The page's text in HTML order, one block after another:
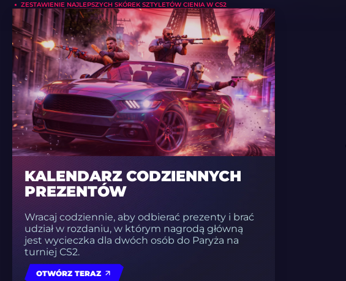
ZESTAWIENIE NAJLEPSZYCH SKÓREK SZTYLETÓW CIENIA W CS2
KALENDARZ CODZIENNYCH
PREZENTÓW
Wracaj codziennie, aby odbierać prezenty i brać
udział w rozdaniu, w którym nagrodą główną
jest wycieczka dla dwóch osób do Paryża na
turniej CS2.
OTWÓRZ TERAZ